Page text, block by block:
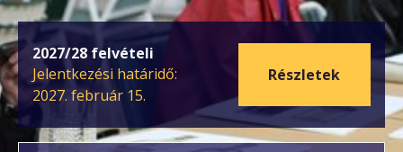
2027/28 felvételi
Jelentkezési határidő:
2027. február 15.
Részletek